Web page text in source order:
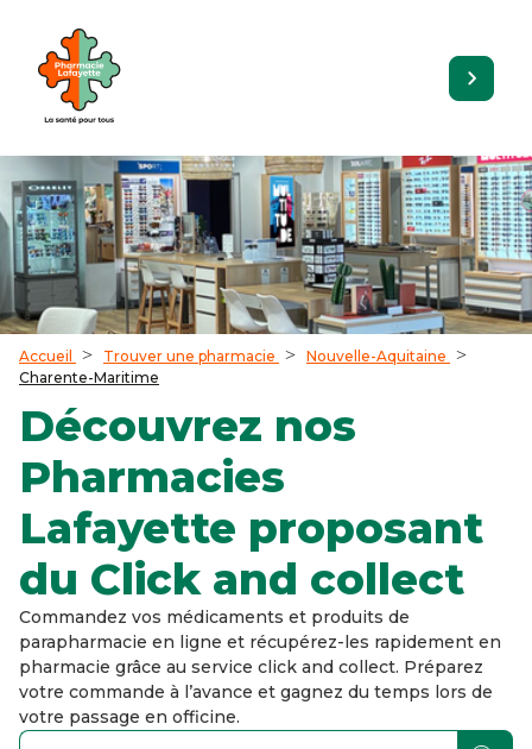
Accueil Trouver une pharmacie
Nouvelle-Aquitaine
Charente-Maritime
Découvrez nos
Pharmacies
Lafayette proposant
du Click and collect
Commandez vos médicaments et produits de
parapharmacie en ligne et récupérez-les rapidement en
pharmacie grâce au service click and collect. Préparez
votre commande à l’avance et gagnez du temps lors de
votre passage en officine.
accessibility.searchform.label.searchform
accessibility.searchform.label.searchinput
accessibility.searchform.autocomplete_status